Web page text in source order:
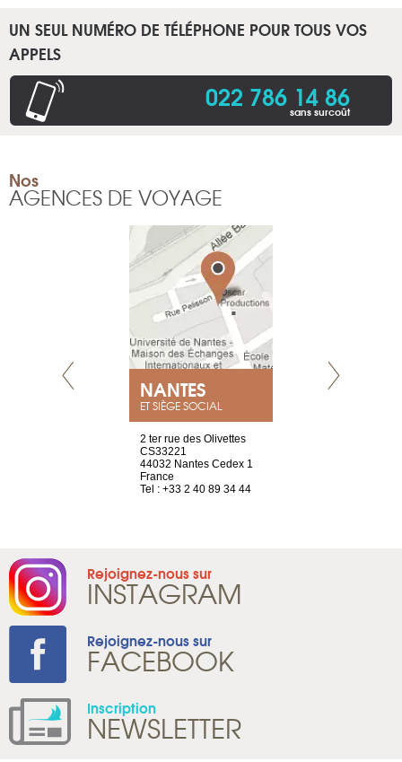
UN SEUL NUMÉRO DE TÉLÉPHONE POUR TOUS VOS
APPELS
022 786 14 86
sans surcoût
Nos
AGENCES DE VOYAGE
NANTES
ET SIÈGE SOCIAL
2 ter rue des Olivettes
CS33221
44032 Nantes Cedex 1
France
Tel : +33 2 40 89 34 44
Rejoignez-nous sur
INSTAGRAM
Rejoignez-nous sur
FACEBOOK
Inscription
NEWSLETTER